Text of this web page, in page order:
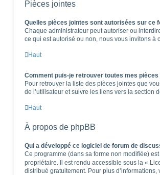
Pièces jointes
Quelles pièces jointes sont autorisées sur ce
Chaque administrateur peut autoriser ou
ce qui est autorisé ou non, nous vous invitons à
Haut
Comment puis-je retrouver toutes mes pièces
Pour retrouver la liste des pièces jointes que
de l’utilisateur et suivre les liens vers la section
Haut
À propos de phpBB
Qui a développé ce logiciel de forum de
Ce programme (dans sa forme non modifiée)
propriétaire. Il est rendu accessible sous la «
distribué gratuitement. Pour plus